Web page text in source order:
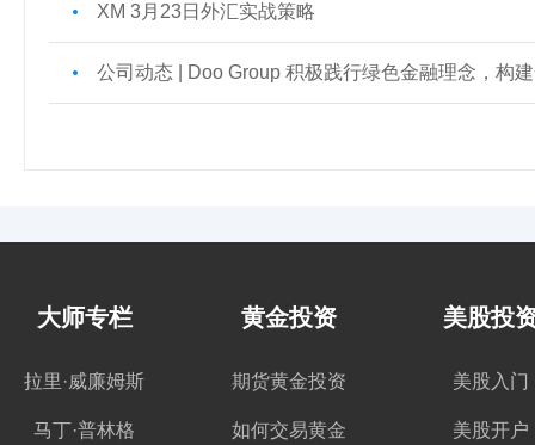
XM 3月23日外汇实战策略
公司动态 | Doo Group 积极践行绿色金融理念，构
大师专栏
拉里·威廉姆斯
马丁·普林格
黄金投资
期货黄金投资
如何交易黄金
美股投
美股入门
美股开户